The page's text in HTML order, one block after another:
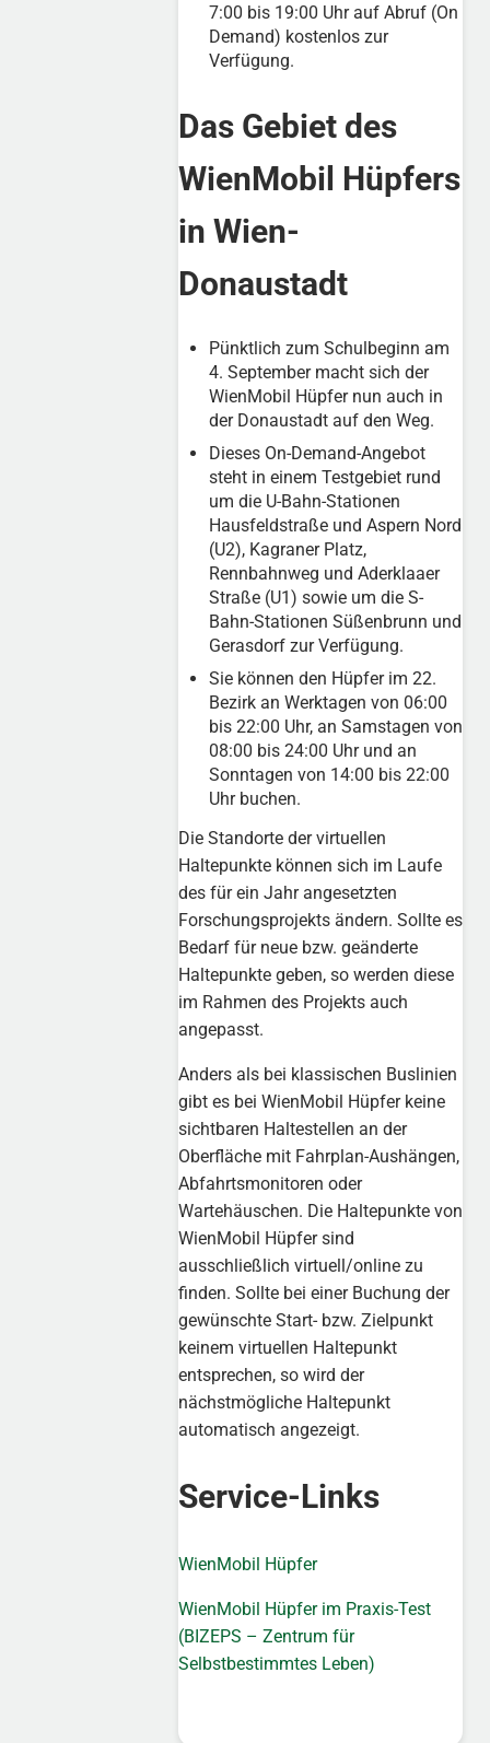
7:00 bis 19:00 Uhr auf Abruf (On
Demand) kostenlos zur
Verfügung.
Das Gebiet des
WienMobil Hüpfers
in Wien-
Donaustadt
Pünktlich zum Schulbeginn am
4. September macht sich der
WienMobil Hüpfer nun auch in
der Donaustadt auf den Weg.
Dieses On-Demand-Angebot
steht in einem Testgebiet rund
um die U-Bahn-Stationen
Hausfeldstraße und Aspern Nord
(U2), Kagraner Platz,
Rennbahnweg und Aderklaaer
Straße (U1) sowie um die S-
Bahn-Stationen Süßenbrunn und
Gerasdorf zur Verfügung.
Sie können den Hüpfer im 22.
Bezirk an Werktagen von 06:00
bis 22:00 Uhr, an Samstagen von
08:00 bis 24:00 Uhr und an
Sonntagen von 14:00 bis 22:00
Uhr buchen.
Die Standorte der virtuellen
Haltepunkte können sich im Laufe
des für ein Jahr angesetzten
Forschungsprojekts ändern. Sollte es
Bedarf für neue bzw. geänderte
Haltepunkte geben, so werden diese
im Rahmen des Projekts auch
angepasst.
Anders als bei klassischen Buslinien
gibt es bei WienMobil Hüpfer keine
sichtbaren Haltestellen an der
Oberfläche mit Fahrplan-Aushängen,
Abfahrtsmonitoren oder
Wartehäuschen. Die Haltepunkte von
WienMobil Hüpfer sind
ausschließlich virtuell/online zu
finden. Sollte bei einer Buchung der
gewünschte Start- bzw. Zielpunkt
keinem virtuellen Haltepunkt
entsprechen, so wird der
nächstmögliche Haltepunkt
automatisch angezeigt.
Service-Links
WienMobil Hüpfer
WienMobil Hüpfer im Praxis-Test
(BIZEPS – Zentrum für
Selbstbestimmtes Leben)